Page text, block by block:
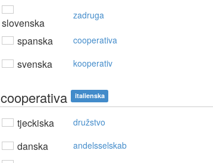
slovenska
zadruga
spanska cooperativa
svenska kooperativ
cooperativa italienska
tjeckiska družstvo
danska andelsselskab